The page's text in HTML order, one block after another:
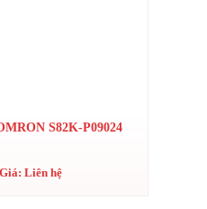
S82K-P09024
Giá: Liên hệ